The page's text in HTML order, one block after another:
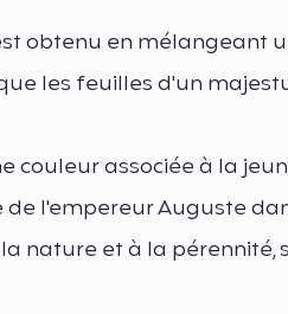
obtenu en mélangeant
les feuilles d'un
associée à la
l'empereur Auguste
nature et à la